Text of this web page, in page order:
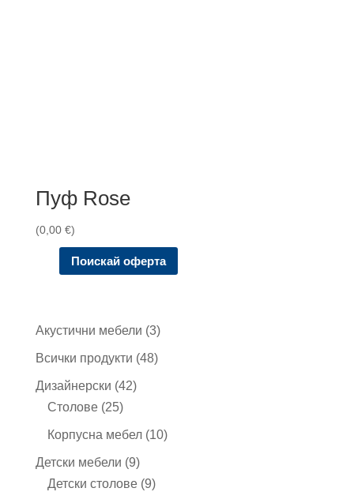
Пуф Rose
(0,00 €)
Поискай оферта
Акустични мебели 33
продукта
Всички продукти 4848
Дизайнерски 4242
Столове 2525
продукта
Корпусна мебел 1010
Детски мебели 99
продукта
Детски столове 99